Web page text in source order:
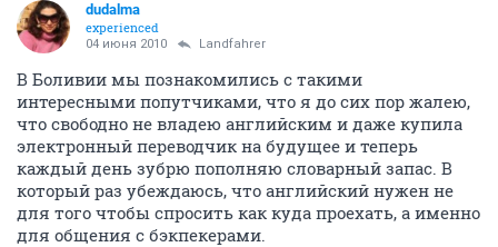
dudalma
experienced
04 июня 2010 Landfahrer
В Боливии мы познакомились с такими
интересными попутчиками, что я до сих пор жалею,
что свободно не владею английским и даже купила
электронный переводчик на будущее и теперь
каждый день зубрю пополняю словарный запас. В
который раз убеждаюсь, что английский нужен не
для того чтобы спросить как куда проехать, а именно
для общения с бэкпекерами.